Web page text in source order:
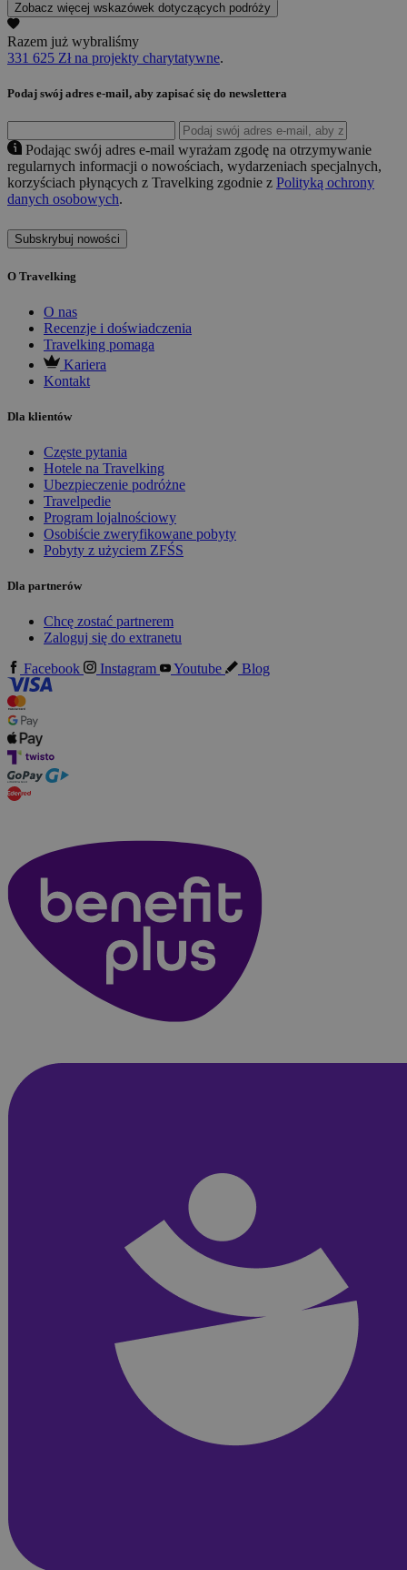
Zobacz więcej wskazówek dotyczących podróży
Razem już wybraliśmy
331 625 Zł na projekty charytatywne.
Podaj swój adres e-mail, aby zapisać się do newslettera
Podając swój adres e-mail wyrażam zgodę na otrzymywanie
regularnych informacji o nowościach, wydarzeniach specjalnych,
korzyściach płynących z Travelking zgodnie z Polityką ochrony
danych osobowych.
Subskrybuj nowości
O Travelking
O nas
Recenzje i doświadczenia
Travelking pomaga
Kariera
Kontakt
Dla klientów
Częste pytania
Hotele na Travelking
Ubezpieczenie podróżne
Travelpedie
Program lojalnościowy
Osobiście zweryfikowane pobyty
Pobyty z użyciem ZFŚS
Dla partnerów
Chcę zostać partnerem
Zaloguj się do extranetu
Facebook
Instagram Youtube Blog